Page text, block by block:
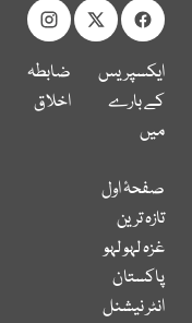
ایکسپریس
کے بارے
میں
ضابطہ
اخلاق
صفحۂ اول
تازہ ترین
غزہ لہو لہو
پاکستان
انٹر نیشنل